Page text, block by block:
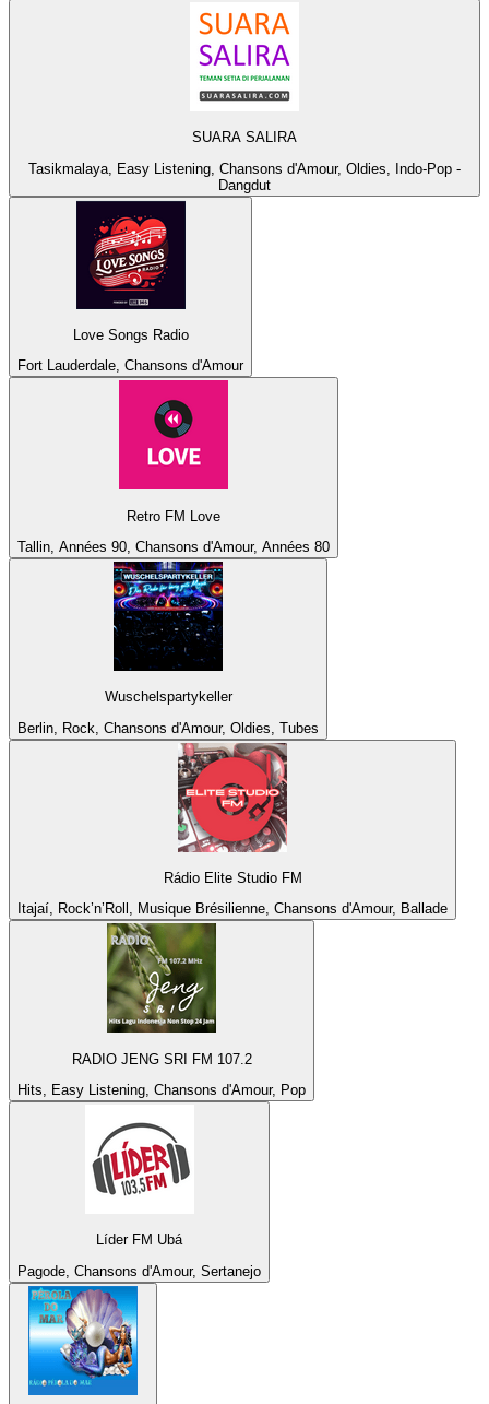
SUARA SALIRA
Tasikmalaya, Easy Listening, Chansons d'Amour, Oldies, Indo-Pop -
Dangdut
Love Songs Radio
Fort Lauderdale, Chansons d'Amour
Retro FM Love
Tallin, Années 90, Chansons d'Amour, Années 80
Wuschelspartykeller
Berlin, Rock, Chansons d'Amour, Oldies, Tubes
Rádio Elite Studio FM
Itajaí, Rock’n’Roll, Musique Brésilienne, Chansons d'Amour, Ballade
RADIO JENG SRI FM 107.2
Hits, Easy Listening, Chansons d'Amour, Pop
Líder FM Ubá
Pagode, Chansons d'Amour, Sertanejo